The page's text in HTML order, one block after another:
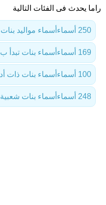
راما يحدث فى الفئات التالية
أسماء مواليد بنات 250 أسماء
أسماء بنات تبدأ ب 169 أسماء
أسماء بنات ذات 100 أسماء
أسماء بنات 248 أسماء